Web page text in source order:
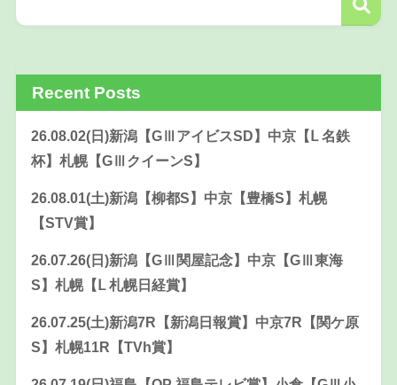
Recent Posts
26.08.02(日)新潟【GⅢアイビスSD】中京【Ⅼ 名鉄
杯】札幌【GⅢクイーンS】
26.08.01(土)新潟【柳都S】中京【豊橋S】札幌
【STV賞】
26.07.26(日)新潟【GⅢ関屋記念】中京【GⅢ東海
S】札幌【Ⅼ 札幌日経賞】
26.07.25(土)新潟7R【新潟日報賞】中京7R【関ケ原
S】札幌11R【TVh賞】